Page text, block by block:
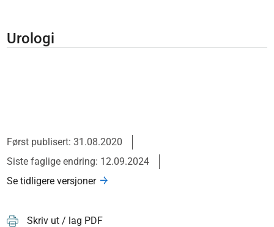
Urologi
Først publisert: 31.08.2020
Siste faglige endring: 12.09.2024
Se tidligere versjoner
Skriv ut / lag PDF